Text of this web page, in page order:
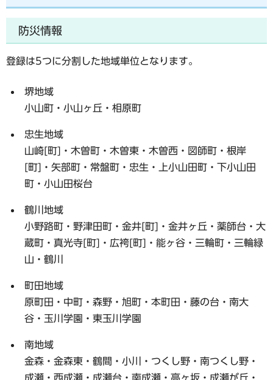
防災情報
登録は5つに分割した地域単位となります。
堺地域
小山町・小山ヶ丘・相原町
忠生地域
山崎[町]・木曽町・木曽東・木曽西・図師町・根岸
[町]・矢部町・常盤町・忠生・上小山田町・下小山田
町・小山田桜台
鶴川地域
小野路町・野津田町・金井[町]・金井ヶ丘・薬師台・大
蔵町・真光寺[町]・広袴[町]・能ヶ谷・三輪町・三輪緑
山・鶴川
町田地域
原町田・中町・森野・旭町・本町田・藤の台・南大
谷・玉川学園・東玉川学園
南地域
金森・金森東・鶴間・小川・つくし野・南つくし野・
成瀬・西成瀬・成瀬台・南成瀬・高ヶ坂・成瀬が丘・